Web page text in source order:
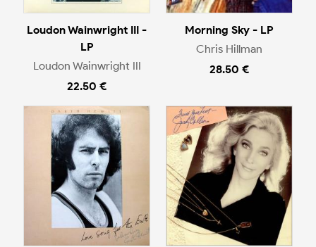
Loudon Wainwright III -
LP
Loudon Wainwright III
22.50 €
Morning Sky - LP
Chris Hillman
28.50 €